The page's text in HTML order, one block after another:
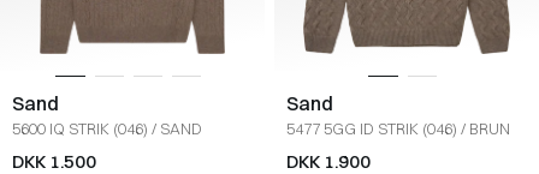
Sand
5600 IQ STRIK (046) / SAND
DKK 1.500
Sand
5477 5GG ID STRIK (046) / BRUN
DKK 1.900